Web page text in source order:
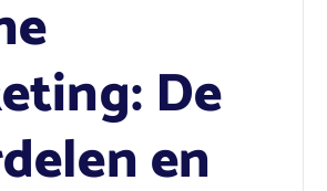
De
en